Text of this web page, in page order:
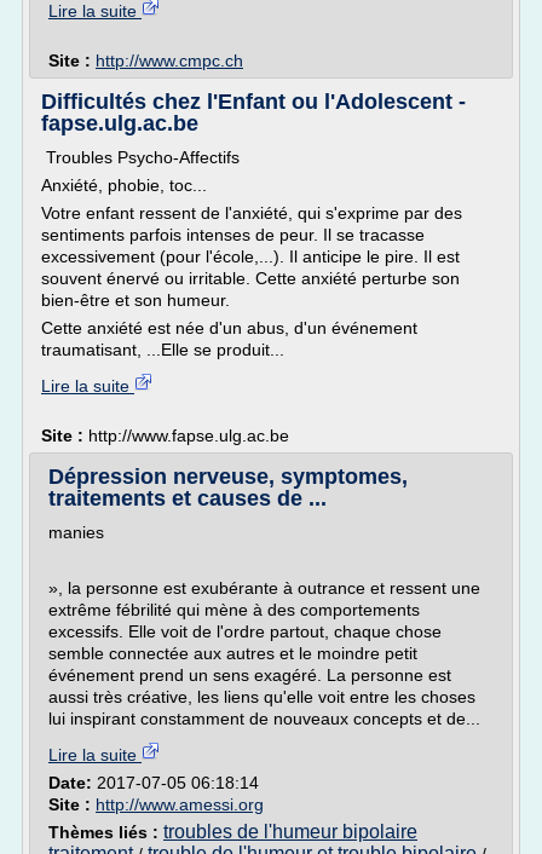
Lire la suite
Site : http://www.cmpc.ch
Difficultés chez l'Enfant ou l'Adolescent -
fapse.ulg.ac.be
Troubles Psycho-Affectifs
Anxiété, phobie, toc...
Votre enfant ressent de l'anxiété, qui s'exprime par des
sentiments parfois intenses de peur. Il se tracasse
excessivement (pour l'école,...). Il anticipe le pire. Il est
souvent énervé ou irritable. Cette anxiété perturbe son
bien-être et son humeur.
Cette anxiété est née d'un abus, d'un événement
traumatisant, ...Elle se produit...
Lire la suite
Site : http://www.fapse.ulg.ac.be
Dépression nerveuse, symptomes,
traitements et causes de ...
manies
», la personne est exubérante à outrance et ressent une
extrême fébrilité qui mène à des comportements
excessifs. Elle voit de l'ordre partout, chaque chose
semble connectée aux autres et le moindre petit
événement prend un sens exagéré. La personne est
aussi très créative, les liens qu'elle voit entre les choses
lui inspirant constamment de nouveaux concepts et de...
Lire la suite
Date: 2017-07-05 06:18:14
Site : http://www.amessi.org
Thèmes liés : troubles de l'humeur bipolaire